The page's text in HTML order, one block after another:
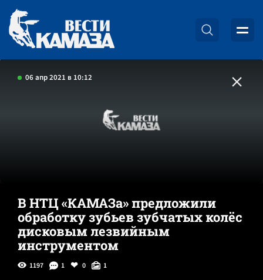
06 апр 2021 в 10:12
В НТЦ «КАМАЗа» предложили
обработку зубьев зубчатых колёс
дисковым лезвийным
инструментом
1197 1 0 1